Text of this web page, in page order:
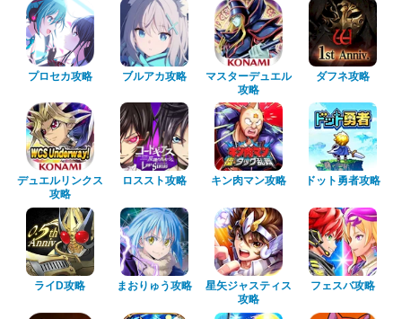
プロセカ攻略 ブルアカ攻略
マスターデュエル
攻略
ダフネ攻略
デュエルリンクス
攻略
ロススト攻略 キン肉マン攻略 ドット勇者攻略
ライD攻略 まおりゅう攻略
星矢ジャスティス
攻略
フェスバ攻略